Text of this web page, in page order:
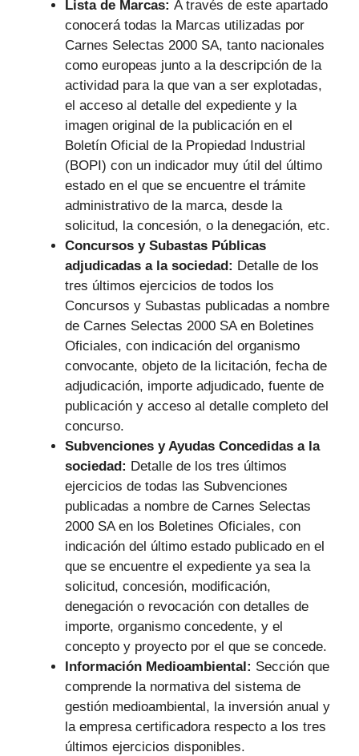
Lista de Marcas: A través de este apartado
conocerá todas la Marcas utilizadas por
Carnes Selectas 2000 SA, tanto nacionales
como europeas junto a la descripción de la
actividad para la que van a ser explotadas,
el acceso al detalle del expediente y la
imagen original de la publicación en el
Boletín Oficial de la Propiedad Industrial
(BOPI) con un indicador muy útil del último
estado en el que se encuentre el trámite
administrativo de la marca, desde la
solicitud, la concesión, o la denegación, etc.
Concursos y Subastas Públicas
adjudicadas a la sociedad: Detalle de los
tres últimos ejercicios de todos los
Concursos y Subastas publicadas a nombre
de Carnes Selectas 2000 SA en Boletines
Oficiales, con indicación del organismo
convocante, objeto de la licitación, fecha de
adjudicación, importe adjudicado, fuente de
publicación y acceso al detalle completo del
concurso.
Subvenciones y Ayudas Concedidas a la
sociedad: Detalle de los tres últimos
ejercicios de todas las Subvenciones
publicadas a nombre de Carnes Selectas
2000 SA en los Boletines Oficiales, con
indicación del último estado publicado en el
que se encuentre el expediente ya sea la
solicitud, concesión, modificación,
denegación o revocación con detalles de
importe, organismo concedente, y el
concepto y proyecto por el que se concede.
Información Medioambiental: Sección que
comprende la normativa del sistema de
gestión medioambiental, la inversión anual y
la empresa certificadora respecto a los tres
últimos ejercicios disponibles.